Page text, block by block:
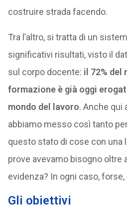
costruire strada facendo.
Tra l’altro, si tratta di un
significativi risultati, visto il
sul corpo docente: il 72% del
formazione è già oggi
mondo del lavoro. Anche qui
abbiamo messo così tanto
questo stato di cose con una
prove avevamo bisogno oltre
evidenza? In ogni caso,
Gli obiettivi